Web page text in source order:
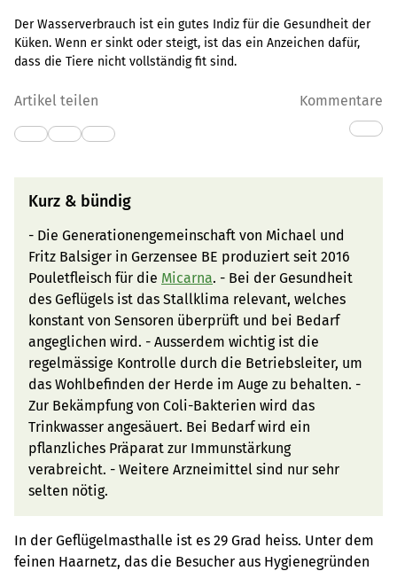
Der Wasserverbrauch ist ein gutes Indiz für die Gesundheit der
Küken. Wenn er sinkt oder steigt, ist das ein Anzeichen dafür,
dass die Tiere nicht vollständig fit sind.
Artikel teilen Kommentare
Kurz & bündig
- Die Generationengemeinschaft von Michael und
Fritz Balsiger in Gerzensee BE produziert seit 2016
Pouletfleisch für die Micarna. - Bei der Gesundheit
des Geflügels ist das Stallklima relevant, welches
konstant von Sensoren überprüft und bei Bedarf
angeglichen wird. - Ausserdem wichtig ist die
regelmässige Kontrolle durch die Betriebsleiter, um
das Wohlbefinden der Herde im Auge zu behalten. -
Zur Bekämpfung von Coli-Bakterien wird das
Trinkwasser angesäuert. Bei Bedarf wird ein
pflanzliches Präparat zur Immunstärkung
verabreicht. - Weitere Arzneimittel sind nur sehr
selten nötig.
In der Geflügelmasthalle ist es 29 Grad heiss. Unter dem
feinen Haarnetz, das die Besucher aus Hygienegründen